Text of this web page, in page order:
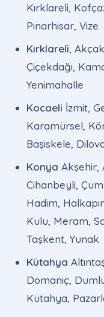
Kırklareli,
Pınarhisar, Vize
Kırklareli,
Çiçekdağı,
Yenimahalle
Kocaeli İzmit,
Karamürsel,
Başiskele,
Konya Akşehir,
Cihanbeyli,
Hadim,
Kulu, Meram,
Taşkent, Yunak
Kütahya
Domaniç,
Kütahya,